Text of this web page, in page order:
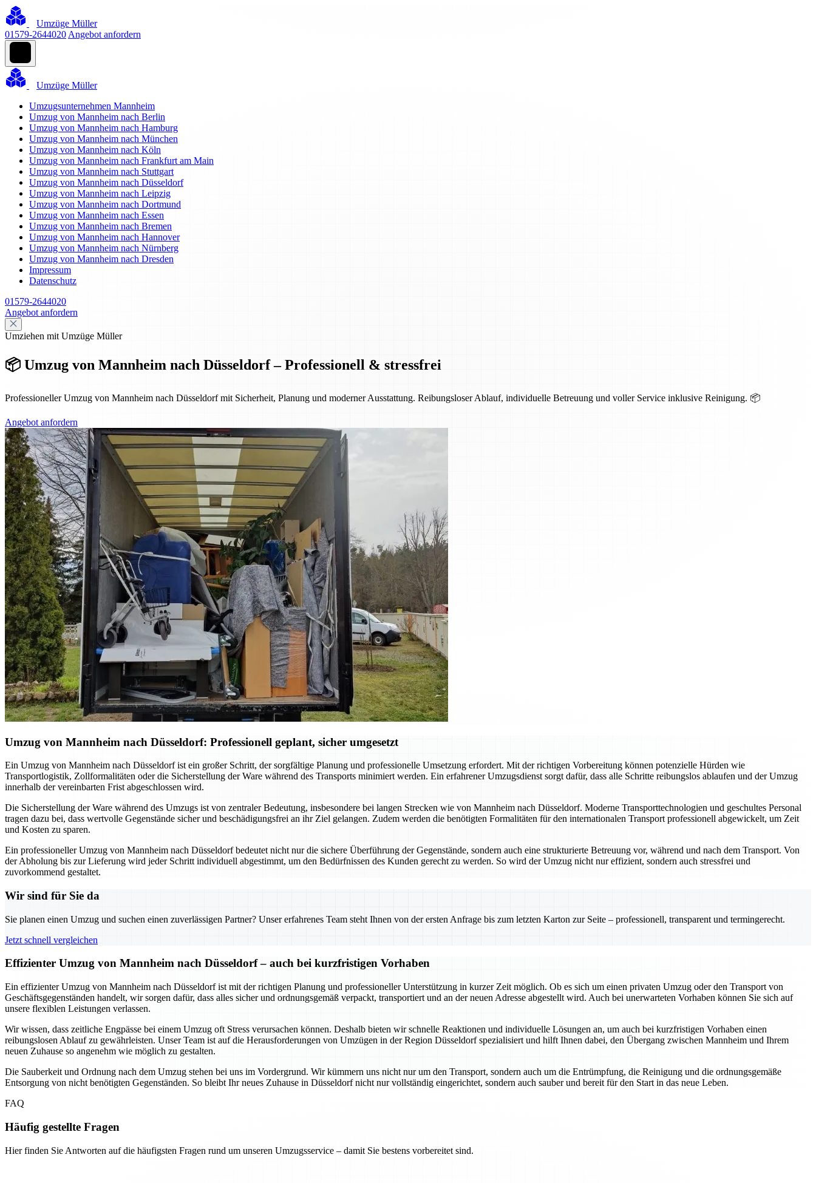
Umzüge Müller
01579-2644020 Angebot anfordern
Umzüge Müller
Umzugsunternehmen Mannheim
Umzug von Mannheim nach Berlin
Umzug von Mannheim nach Hamburg
Umzug von Mannheim nach München
Umzug von Mannheim nach Köln
Umzug von Mannheim nach Frankfurt am Main
Umzug von Mannheim nach Stuttgart
Umzug von Mannheim nach Düsseldorf
Umzug von Mannheim nach Leipzig
Umzug von Mannheim nach Dortmund
Umzug von Mannheim nach Essen
Umzug von Mannheim nach Bremen
Umzug von Mannheim nach Hannover
Umzug von Mannheim nach Nürnberg
Umzug von Mannheim nach Dresden
Impressum
Datenschutz
01579-2644020
Angebot anfordern
Umziehen mit Umzüge Müller
📦 Umzug von Mannheim nach Düsseldorf – Professionell & stressfrei
Professioneller Umzug von Mannheim nach Düsseldorf mit Sicherheit, Planung und moderner Ausstattung. Reibungsloser Ablauf, individuelle Betreuung und voller Service inklusive Reinigung. 📦
Angebot anfordern
Umzug von Mannheim nach Düsseldorf: Professionell geplant, sicher umgesetzt
Ein Umzug von Mannheim nach Düsseldorf ist ein großer Schritt, der sorgfältige Planung und professionelle Umsetzung erfordert. Mit der richtigen Vorbereitung können potenzielle Hürden wie
Transportlogistik, Zollformalitäten oder die Sicherstellung der Ware während des Transports minimiert werden. Ein erfahrener Umzugsdienst sorgt dafür, dass alle Schritte reibungslos ablaufen und der Umzug
innerhalb der vereinbarten Frist abgeschlossen wird.
Die Sicherstellung der Ware während des Umzugs ist von zentraler Bedeutung, insbesondere bei langen Strecken wie von Mannheim nach Düsseldorf. Moderne Transporttechnologien und geschultes Personal
tragen dazu bei, dass wertvolle Gegenstände sicher und beschädigungsfrei an ihr Ziel gelangen. Zudem werden die benötigten Formalitäten für den internationalen Transport professionell abgewickelt, um Zeit
und Kosten zu sparen.
Ein professioneller Umzug von Mannheim nach Düsseldorf bedeutet nicht nur die sichere Überführung der Gegenstände, sondern auch eine strukturierte Betreuung vor, während und nach dem Transport. Von
der Abholung bis zur Lieferung wird jeder Schritt individuell abgestimmt, um den Bedürfnissen des Kunden gerecht zu werden. So wird der Umzug nicht nur effizient, sondern auch stressfrei und
zuvorkommend gestaltet.
Wir sind für Sie da
Sie planen einen Umzug und suchen einen zuverlässigen Partner? Unser erfahrenes Team steht Ihnen von der ersten Anfrage bis zum letzten Karton zur Seite – professionell, transparent und termingerecht.
Jetzt schnell vergleichen
Effizienter Umzug von Mannheim nach Düsseldorf – auch bei kurzfristigen Vorhaben
Ein effizienter Umzug von Mannheim nach Düsseldorf ist mit der richtigen Planung und professioneller Unterstützung in kurzer Zeit möglich. Ob es sich um einen privaten Umzug oder den Transport von
Geschäftsgegenständen handelt, wir sorgen dafür, dass alles sicher und ordnungsgemäß verpackt, transportiert und an der neuen Adresse abgestellt wird. Auch bei unerwarteten Vorhaben können Sie sich auf
unsere flexiblen Leistungen verlassen.
Wir wissen, dass zeitliche Engpässe bei einem Umzug oft Stress verursachen können. Deshalb bieten wir schnelle Reaktionen und individuelle Lösungen an, um auch bei kurzfristigen Vorhaben einen
reibungslosen Ablauf zu gewährleisten. Unser Team ist auf die Herausforderungen von Umzügen in der Region Düsseldorf spezialisiert und hilft Ihnen dabei, den Übergang zwischen Mannheim und Ihrem
neuen Zuhause so angenehm wie möglich zu gestalten.
Die Sauberkeit und Ordnung nach dem Umzug stehen bei uns im Vordergrund. Wir kümmern uns nicht nur um den Transport, sondern auch um die Entrümpfung, die Reinigung und die ordnungsgemäße
Entsorgung von nicht benötigten Gegenständen. So bleibt Ihr neues Zuhause in Düsseldorf nicht nur vollständig eingerichtet, sondern auch sauber und bereit für den Start in das neue Leben.
FAQ
Häufig gestellte Fragen
Hier finden Sie Antworten auf die häufigsten Fragen rund um unseren Umzugsservice – damit Sie bestens vorbereitet sind.